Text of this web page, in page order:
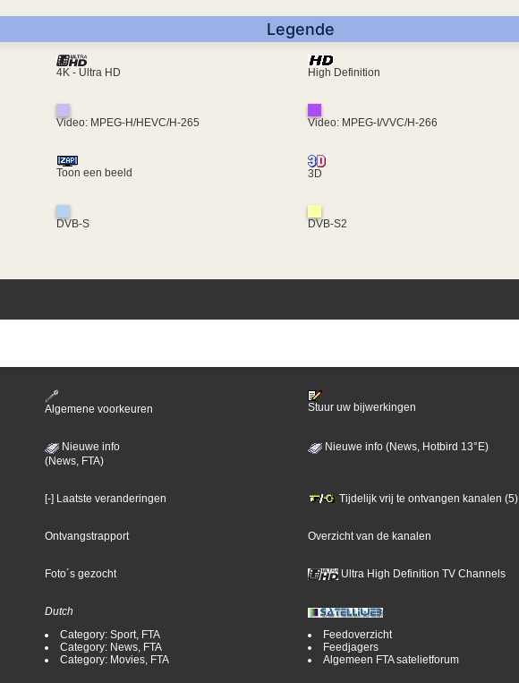
Legende
4K - Ultra HD High Definition
Video: MPEG-H/HEVC/H-265 Video: MPEG-I/VVC/H-266
Toon een beeld 3D
DVB-S DVB-S2
Algemene voorkeuren
Stuur uw bijwerkingen
Nieuwe info
(News, FTA)
Nieuwe info (News, Hotbird 13°E)
[-] Laatste veranderingen Tijdelijk vrij te ontvangen kanalen (5)
Ontvangstrapport Overzicht van de kanalen
Foto´s gezocht Ultra High Definition TV Channels
Dutch
Category: Sport, FTA
Category: News, FTA
Category: Movies, FTA
Feedoverzicht
Feedjagers
Algemeen FTA satelietforum